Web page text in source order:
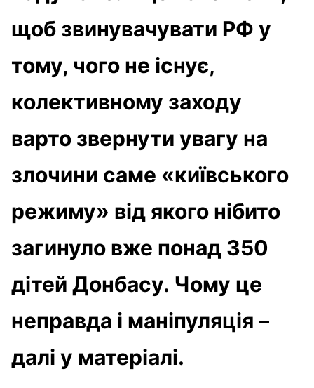
щоб звинувачувати РФ у
тому, чого не існує,
колективному заходу
варто звернути увагу на
злочини саме «київського
режиму» від якого нібито
загинуло вже понад 350
дітей Донбасу. Чому це
неправда і маніпуляція –
далі у матеріалі.